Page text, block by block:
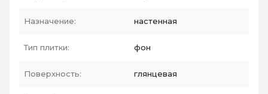
Назначение: настенная
Тип плитки: фон
Поверхность: глянцевая